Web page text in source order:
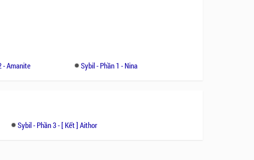
- Amanite Sybil - Phần 1 - Nina
Sybil - Phần 3 - [ Kết ] Aithor